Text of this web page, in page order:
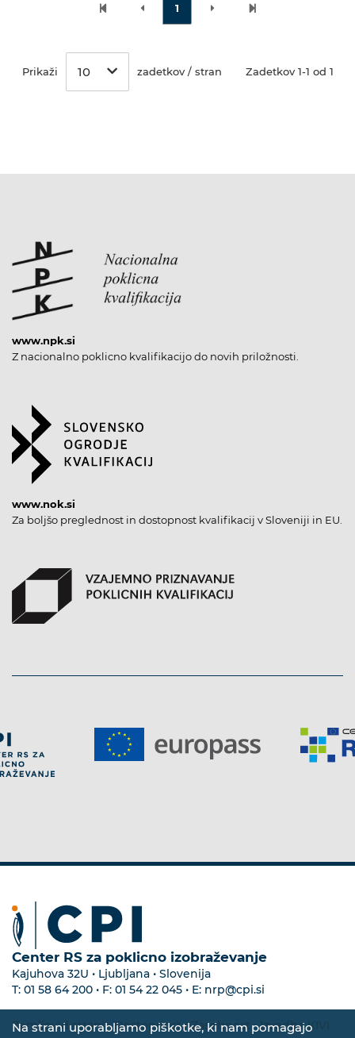
Na strani uporabljamo piškotke, ki nam pomagajo
1
Prikaži 10 zadetkov / stran Zadetkov 1-1 od 1
www.npk.si
Z nacionalno poklicno kvalifikacijo do novih priložnosti.
www.nok.si
Za boljšo preglednost in dostopnost kvalifikacij v Sloveniji in EU.
Center RS za poklicno izobraževanje
Kajuhova 32U • Ljubljana • Slovenija
T: 01 58 64 200 • F: 01 54 22 045 • E: nrp@cpi.si
Zemljevid strani•Dostopnost•Zasebnost •Izvedba KIVI